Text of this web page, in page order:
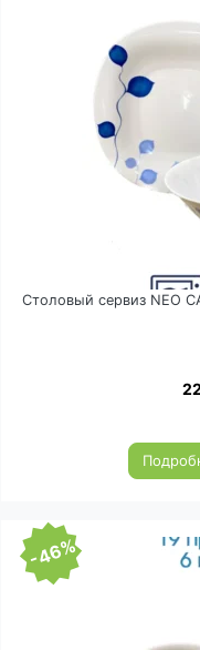
Столовый сервиз NEO
-46%